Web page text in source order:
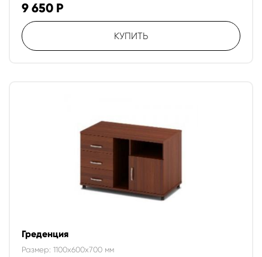
9 650 Р
КУПИТЬ
Греденция
Размер: 1100x600x700 мм